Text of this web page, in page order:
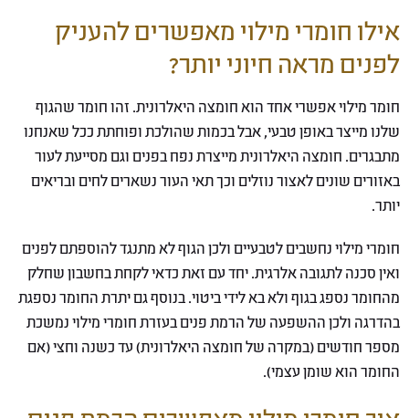
אילו חומרי מילוי מאפשרים להעניק
לפנים מראה חיוני יותר?
חומר מילוי אפשרי אחד הוא חומצה היאלרונית. זהו חומר שהגוף
שלנו מייצר באופן טבעי, אבל בכמות שהולכת ופוחתת ככל שאנחנו
מתבגרים. חומצה היאלרונית מייצרת נפח בפנים וגם מסייעת לעור
באזורים שונים לאצור נוזלים וכך תאי העור נשארים לחים ובריאים
יותר.
חומרי מילוי נחשבים לטבעיים ולכן הגוף לא מתנגד להוספתם לפנים
ואין סכנה לתגובה אלרגית. יחד עם זאת כדאי לקחת בחשבון שחלק
מהחומר נספג בגוף ולא בא לידי ביטוי. בנוסף גם יתרת החומר נספגת
בהדרגה ולכן ההשפעה של הרמת פנים בעזרת חומרי מילוי נמשכת
מספר חודשים (במקרה של חומצה היאלרונית) עד כשנה וחצי (אם
החומר הוא שומן עצמי).